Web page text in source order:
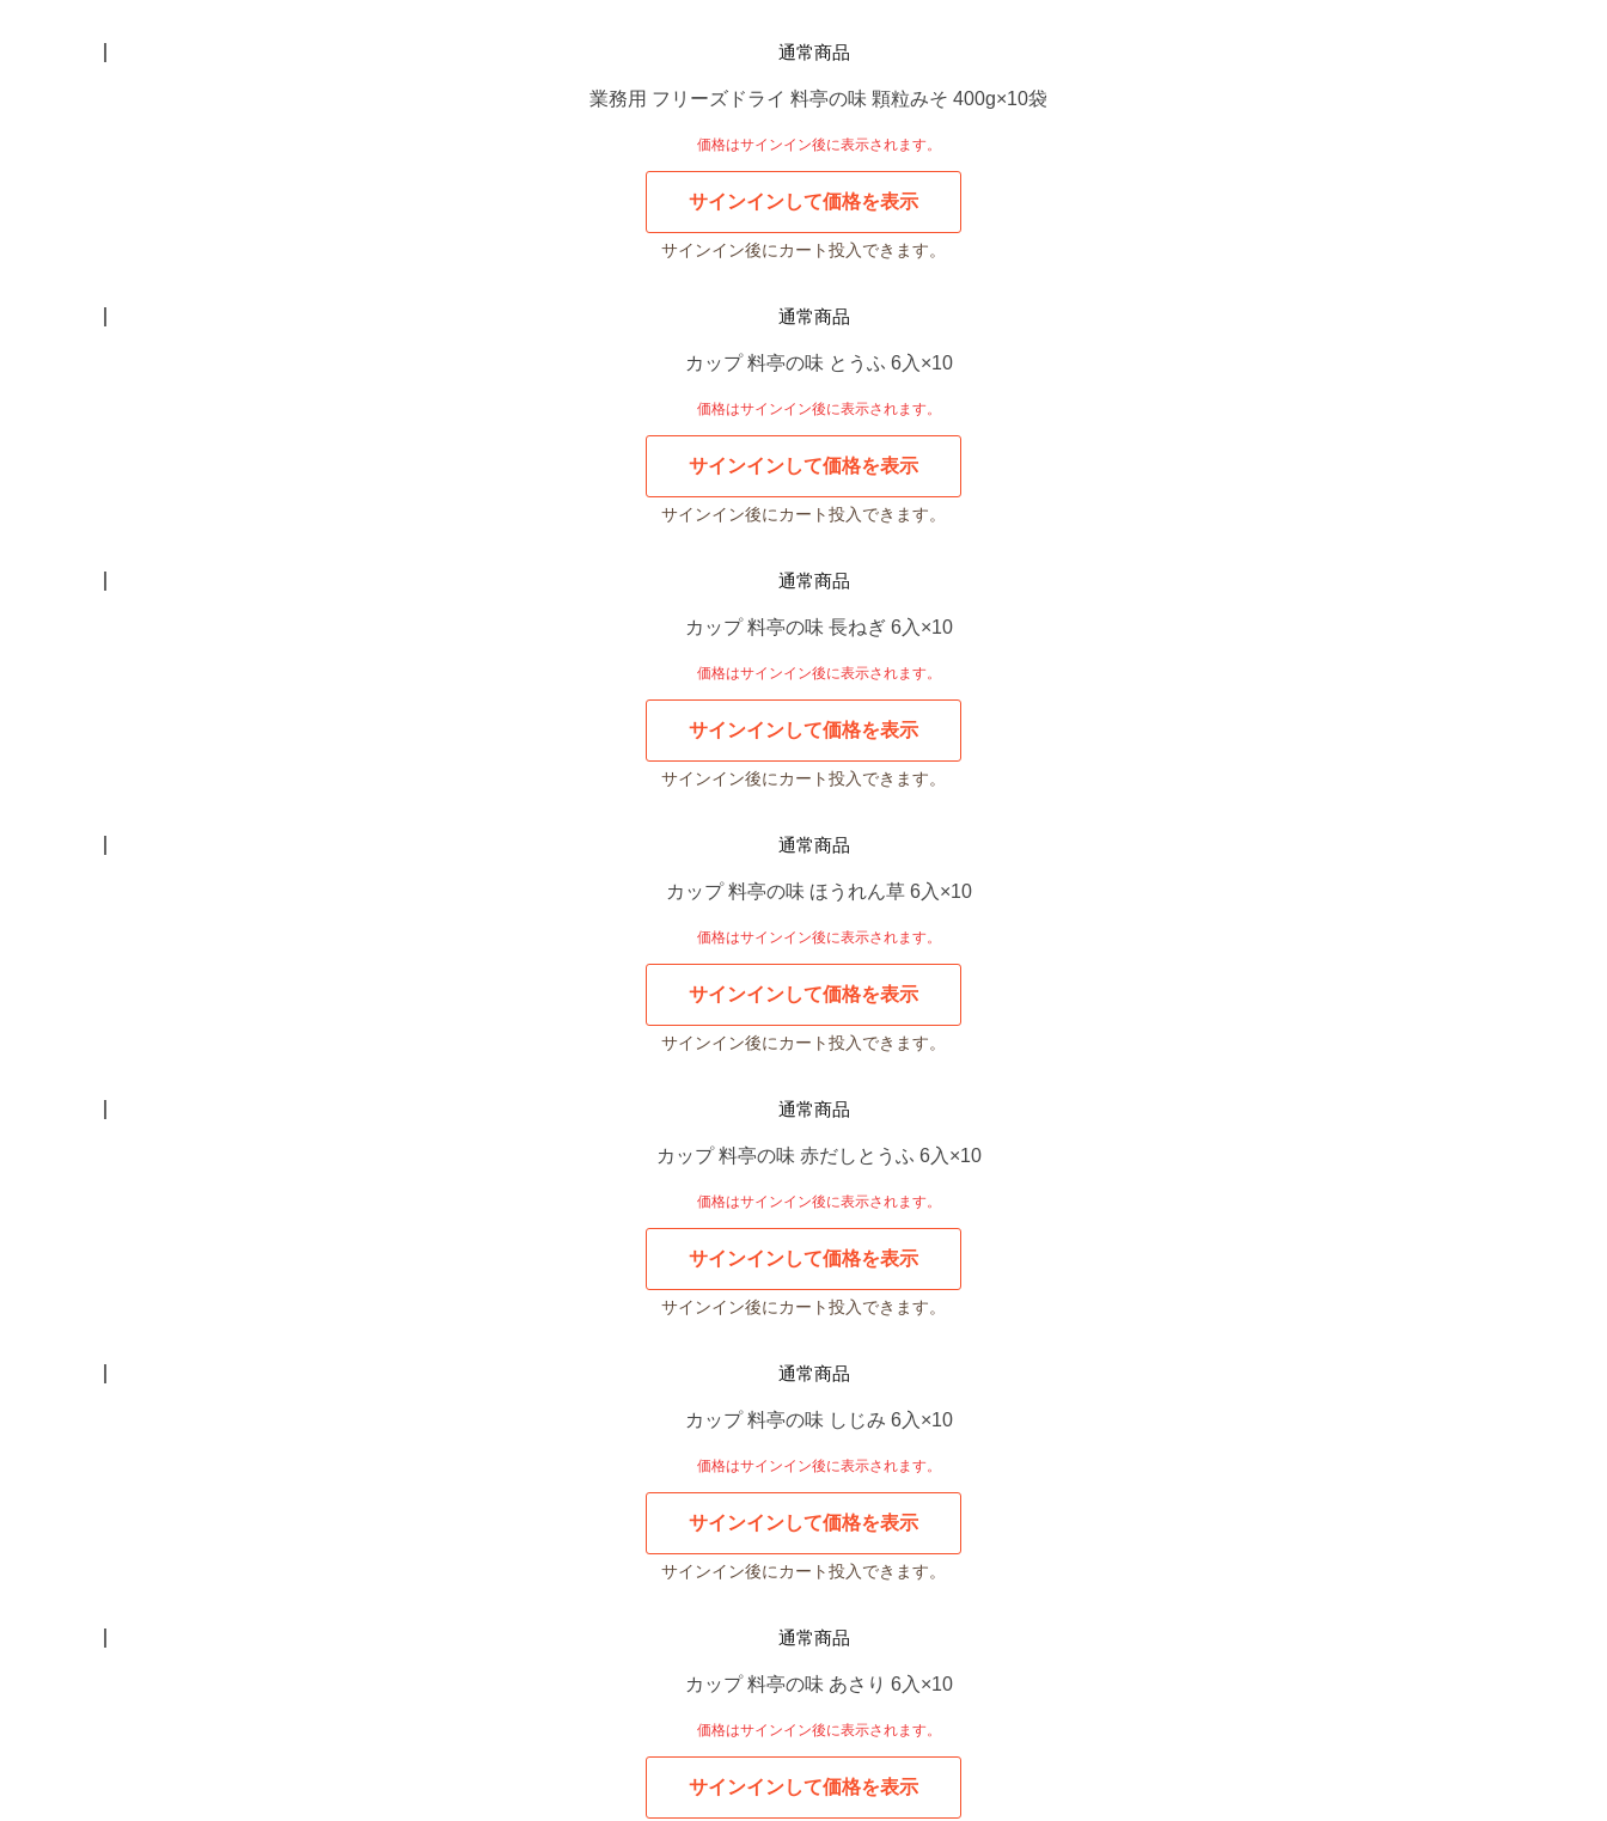
通常商品
業務用 フリーズドライ 料亭の味 顆粒みそ 400g×10袋
価格はサインイン後に表示されます。
サインインして価格を表示
サインイン後にカート投入できます。
通常商品
カップ 料亭の味 とうふ 6入×10
価格はサインイン後に表示されます。
サインインして価格を表示
サインイン後にカート投入できます。
通常商品
カップ 料亭の味 長ねぎ 6入×10
価格はサインイン後に表示されます。
サインインして価格を表示
サインイン後にカート投入できます。
通常商品
カップ 料亭の味 ほうれん草 6入×10
価格はサインイン後に表示されます。
サインインして価格を表示
サインイン後にカート投入できます。
通常商品
カップ 料亭の味 赤だしとうふ 6入×10
価格はサインイン後に表示されます。
サインインして価格を表示
サインイン後にカート投入できます。
通常商品
カップ 料亭の味 しじみ 6入×10
価格はサインイン後に表示されます。
サインインして価格を表示
サインイン後にカート投入できます。
通常商品
カップ 料亭の味 あさり 6入×10
価格はサインイン後に表示されます。
サインインして価格を表示